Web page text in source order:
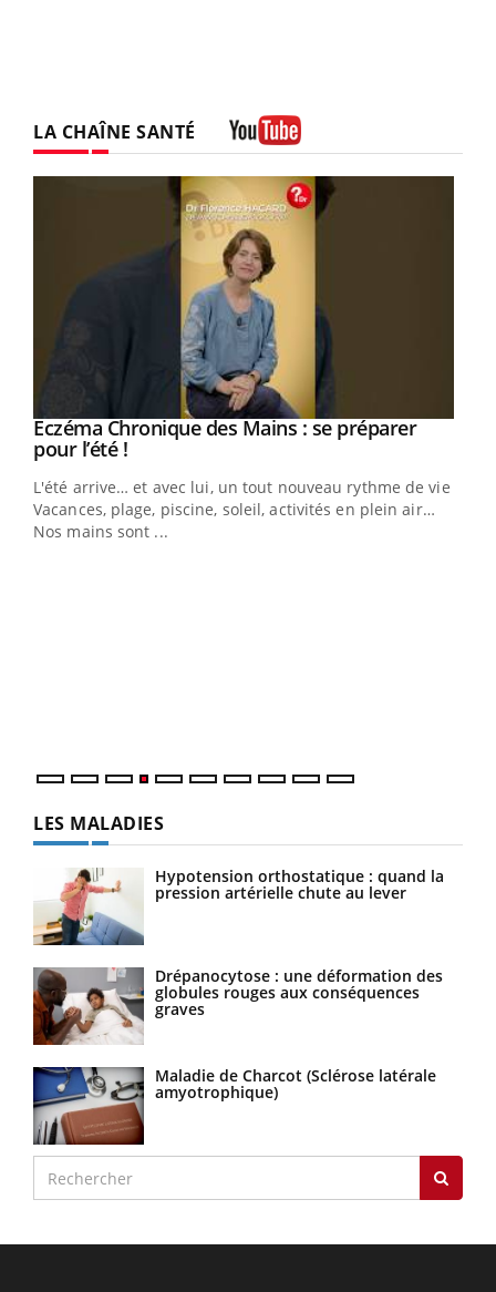
LA CHAÎNE SANTÉ
Youtube
Eczéma Chronique des Mains : se préparer
pour l’été !Youtube
L'été arrive… et avec lui, un tout nouveau rythme de vie !
Vacances, plage, piscine, soleil, activités en plein air…
Nos mains sont ...
LES MALADIES
Hypotension orthostatique : quand la
pression artérielle chute au lever
Drépanocytose : une déformation des
globules rouges aux conséquences
graves
Maladie de Charcot (Sclérose latérale
amyotrophique)